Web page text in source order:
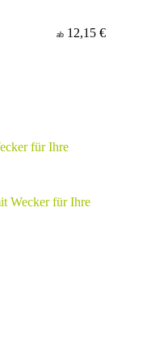
ab 12,15 €
für Ihre